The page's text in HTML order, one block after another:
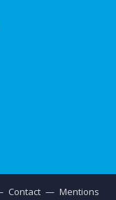
Contact — Mentions